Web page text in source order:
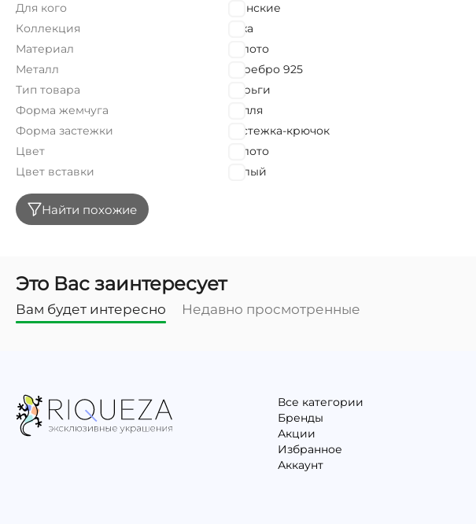
Для кого
Женские
Коллекция
Elixa
Материал
Золото
Металл
Серебро 925
Тип товара
Серьги
Форма жемчуга
Капля
Форма застежки
Застежка-крючок
Цвет
Золото
Цвет вставки
Белый
Найти похожие
Это Вас заинтересует
Вам будет интересно Недавно просмотренные
Все категории
Бренды
Акции
Избранное
Аккаунт